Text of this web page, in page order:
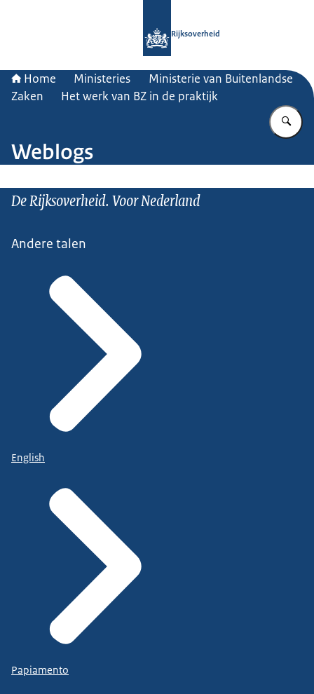
Rijksoverheid
Home Ministeries
Ministerie van Buitenlandse
Zaken
Het werk van BZ in de praktijk
Weblogs
De Rijksoverheid. Voor Nederland
Andere talen
English
Papiamento